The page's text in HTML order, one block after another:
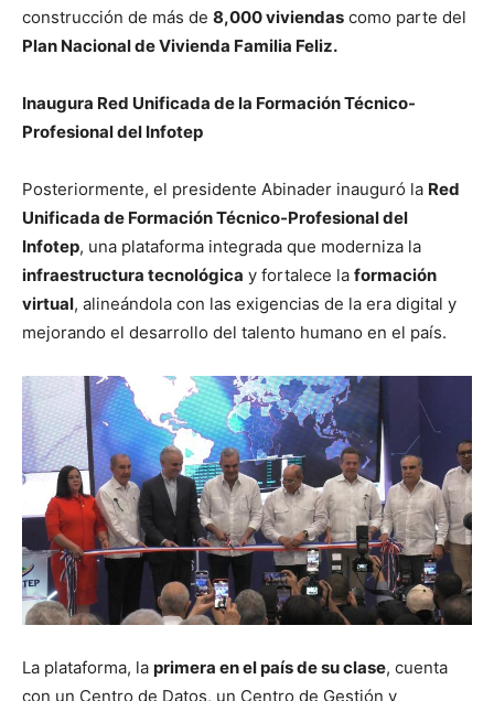
construcción de más de 8,000 viviendas como parte del
Plan Nacional de Vivienda Familia Feliz.
Inaugura Red Unificada de la Formación Técnico-
Profesional del Infotep
Posteriormente, el presidente Abinader inauguró la Red
Unificada de Formación Técnico-Profesional del
Infotep, una plataforma integrada que moderniza la
infraestructura tecnológica y fortalece la formación
virtual, alineándola con las exigencias de la era digital y
mejorando el desarrollo del talento humano en el país.
La plataforma, la primera en el país de su clase, cuenta
con un Centro de Datos, un Centro de Gestión y